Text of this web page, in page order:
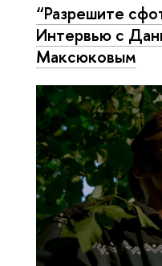
“Разрешите
Интервью с
Максюковым